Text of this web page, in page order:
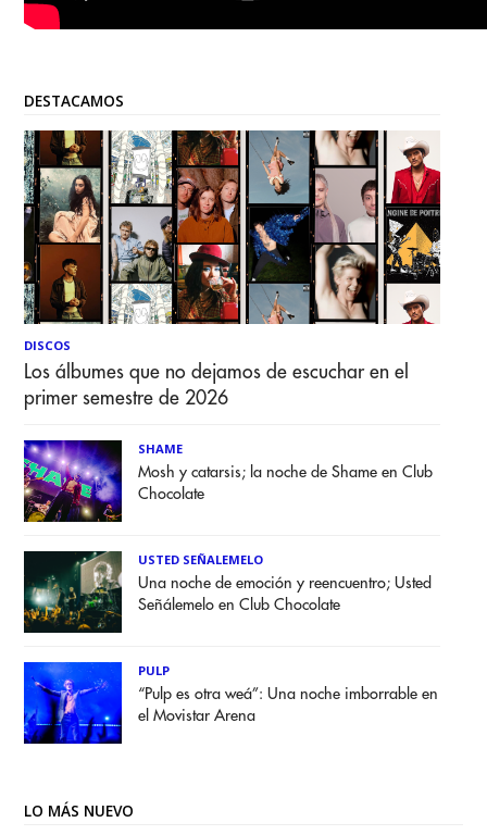
DESTACAMOS
DISCOS
Los álbumes que no dejamos de escuchar en el
primer semestre de 2026
SHAME
Mosh y catarsis; la noche de Shame en Club
Chocolate
USTED SEÑALEMELO
Una noche de emoción y reencuentro; Usted
Señálemelo en Club Chocolate
PULP
“Pulp es otra weá”: Una noche imborrable en
el Movistar Arena
LO MÁS NUEVO